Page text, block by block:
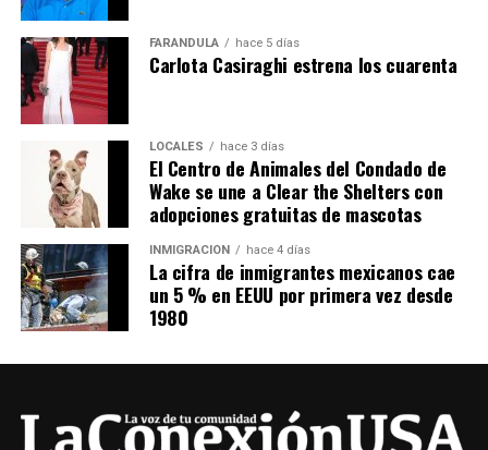
FARÁNDULA hace 5 días
Carlota Casiraghi estrena los cuarenta
LOCALES hace 3 días
El Centro de Animales del Condado de
Wake se une a Clear the Shelters con
adopciones gratuitas de mascotas
INMIGRACIÓN hace 4 días
La cifra de inmigrantes mexicanos cae
un 5 % en EEUU por primera vez desde
1980